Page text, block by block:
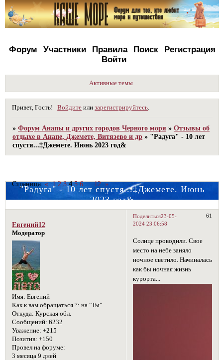
Форум Участники Правила Поиск
Регистрация
Войти
Активные темы
Привет, Гость! Войдите илизарегистрируйтесь
»Форум Анапы и других городов Черного моря »Отзывы об
отдыхе в Анапе, Джемете, Витязево и др » "Радуга" - 10 лет
спустя...‡Джемете. Июнь 2023 год&
"Радуга" - 10 лет спустя...‡Джемете. Июнь
2023 год&
Страница:« 1 2 3 4 5 6 … 12 »
Поделиться 61
23-05-
2024 23:06:58
Евгений12
Модератор
Имя: Евгений
Как к вам обращаться ?: на "Ты"
Откуда: Курская обл.
Сообщений: 6232
Уважение: +215
Позитив: +150
Провел на форуме:
3 месяца 9 дней
Солнце проводили. Свое
место на небе заняло
ночное светило. Начиналась
как бы ночная жизнь
курорта...